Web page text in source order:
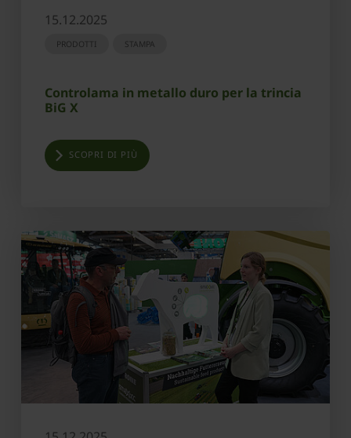
15.12.2025
PRODOTTI STAMPA
Controlama in metallo duro per la trincia
BiG X
SCOPRI DI PIÙ